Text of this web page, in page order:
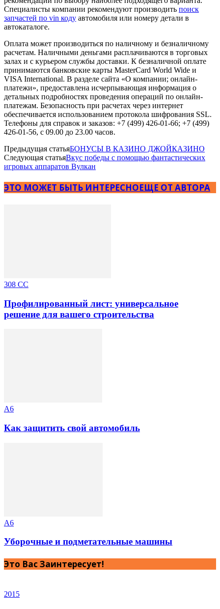
Специалисты компании рекомендуют производить поиск
запчастей по vin коду автомобиля или номеру детали в
автокаталоге.
Оплата может производиться по наличному и безналичному
расчетам. Наличными деньгами расплачиваются в торговых
залах и с курьером службы доставки. К безналичной оплате
принимаются банковские карты MasterCard World Wide и
VISA International. В разделе сайта «О компании; онлайн-
платежи», предоставлена исчерпывающая информация о
детальных подробностях проведения операций по онлайн-
платежам. Безопасность при расчетах через интернет
обеспечивается использованием протокола шифрования SSL.
Телефоны для справок и заказов: +7 (499) 426-01-66; +7 (499)
426-01-56, с 09.00 до 23.00 часов.
Предыдущая статьяБОНУСЫ В КАЗИНО ДЖОЙКАЗИНО
Следующая статьяВкус победы с помощью фантастических
игровых аппаратов Вулкан
ЭТО МОЖЕТ БЫТЬ ИНТЕРЕСНОЕЩЕ ОТ АВТОРА
308 CC
Профилированный лист: универсальное
решение для вашего строительства
A6
Как защитить свой автомобиль
A6
Уборочные и подметательные машины
Это Вас Заинтересует!
2015